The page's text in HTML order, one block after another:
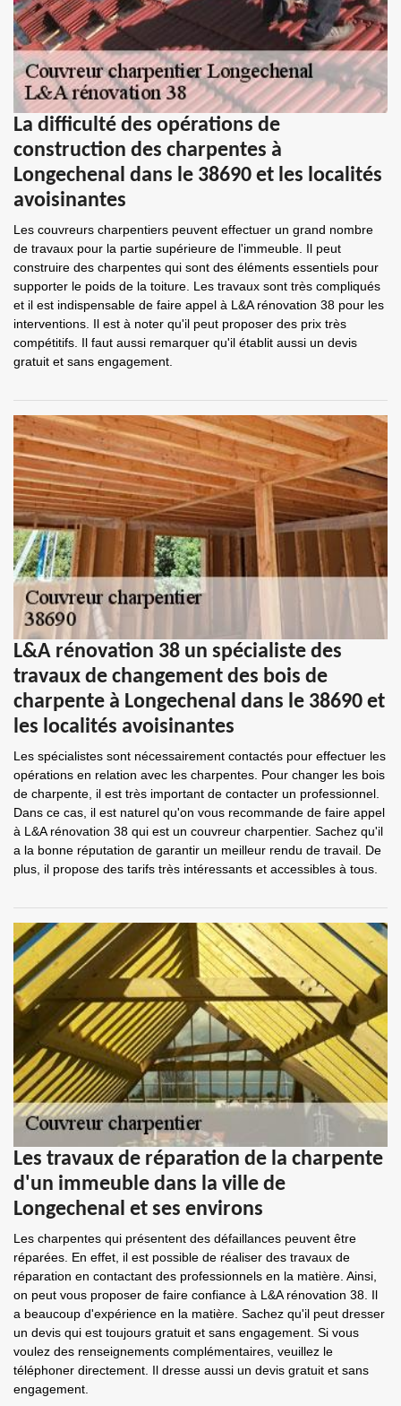
La difficulté des opérations de
construction des charpentes à
Longechenal dans le 38690 et les localités
avoisinantes
Les couvreurs charpentiers peuvent effectuer un grand nombre
de travaux pour la partie supérieure de l'immeuble. Il peut
construire des charpentes qui sont des éléments essentiels pour
supporter le poids de la toiture. Les travaux sont très compliqués
et il est indispensable de faire appel à L&A rénovation 38 pour les
interventions. Il est à noter qu'il peut proposer des prix très
compétitifs. Il faut aussi remarquer qu'il établit aussi un devis
gratuit et sans engagement.
L&A rénovation 38 un spécialiste des
travaux de changement des bois de
charpente à Longechenal dans le 38690 et
les localités avoisinantes
Les spécialistes sont nécessairement contactés pour effectuer les
opérations en relation avec les charpentes. Pour changer les bois
de charpente, il est très important de contacter un professionnel.
Dans ce cas, il est naturel qu'on vous recommande de faire appel
à L&A rénovation 38 qui est un couvreur charpentier. Sachez qu'il
a la bonne réputation de garantir un meilleur rendu de travail. De
plus, il propose des tarifs très intéressants et accessibles à tous.
Les travaux de réparation de la charpente
d'un immeuble dans la ville de
Longechenal et ses environs
Les charpentes qui présentent des défaillances peuvent être
réparées. En effet, il est possible de réaliser des travaux de
réparation en contactant des professionnels en la matière. Ainsi,
on peut vous proposer de faire confiance à L&A rénovation 38. Il
a beaucoup d'expérience en la matière. Sachez qu'il peut dresser
un devis qui est toujours gratuit et sans engagement. Si vous
voulez des renseignements complémentaires, veuillez le
téléphoner directement. Il dresse aussi un devis gratuit et sans
engagement.